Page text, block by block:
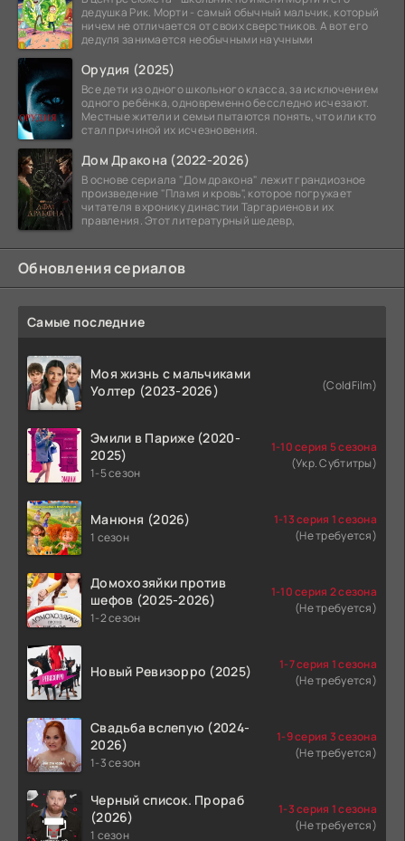
дедушка Рик. Морти - самый обычный мальчик, который
ничем не отличается от своих сверстников. А вот его
дедуля занимается необычными научными
Орудия (2025)
Все дети из одного школьного класса, за исключением
одного ребёнка, одновременно бесследно исчезают.
Местные жители и семьи пытаются понять, что или кто
стал причиной их исчезновения.
Дом Дракона (2022-2026)
В основе сериала "Дом дракона" лежит грандиозное
произведение "Пламя и кровь", которое погружает
читателя в хронику династии Таргариенов и их
правления. Этот литературный шедевр,
Обновления сериалов
Самые последние
Моя жизнь с мальчиками
Уолтер (2023-2026)
(ColdFilm)
Эмили в Париже (2020-
2025)
1-5 сезон
1-10 серия 5 сезона
(Укр. Субтитры)
Манюня (2026)
1 сезон
1-13 серия 1 сезона
(Не требуется)
Домохозяйки против
шефов (2025-2026)
1-2 сезон
1-10 серия 2 сезона
(Не требуется)
Новый Ревизорро (2025)
1-7 серия 1 сезона
(Не требуется)
Свадьба вслепую (2024-
2026)
1-3 сезон
1-9 серия 3 сезона
(Не требуется)
Черный список. Прораб
(2026)
1 сезон
1-3 серия 1 сезона
(Не требуется)